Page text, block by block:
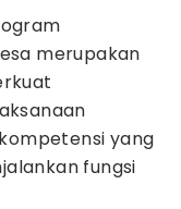
merupakan
yang
fungsi